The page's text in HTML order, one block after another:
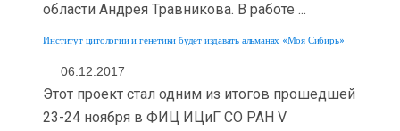
области Андрея Травникова. В работе ...
Институт цитологии и генетики будет издавать альманах «Моя Сибирь»
06.12.2017
Этот проект стал одним из итогов прошедшей
23-24 ноября в ФИЦ ИЦиГ СО РАН V